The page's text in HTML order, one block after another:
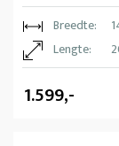
Breedte:
Lengte:
1.599,-